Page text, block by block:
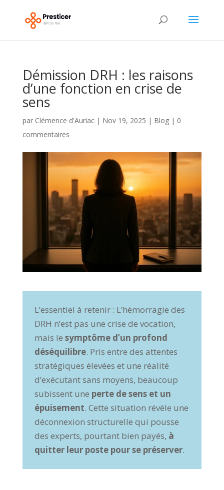
Démission DRH : les raisons
d’une fonction en crise de
sens
par Clémence d'Auriac| Nov 19, 2025 | Blog| 0
commentaires
L’essentiel à retenir : L’hémorragie des
DRH n’est pas une crise de vocation,
mais le symptôme d’un profond
déséquilibre. Pris entre des attentes
stratégiques élevées et une réalité
d’exécutant sans moyens, beaucoup
subissent une perte de sens et un
épuisement. Cette situation révèle une
déconnexion structurelle qui pousse
des experts, pourtant bien payés, à
quitter leur poste pour se préserver.